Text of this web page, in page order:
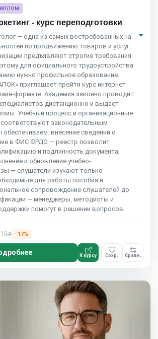
- курс переподготовки
— одна из самых востребованных на
по продвижению товаров и услуг.
предъявляют строгие требования
для официального трудоустройства
нужно профильное образование.
приглашает пройти курс интернет-
формате. Академия законно проводит
дистанционно и выдает
Учебный процесс и организационные
законодательным
внесение сведений о
в ФИС ФРДО — реестр позволит
и подлинность документа;
и обновление учебно-
— слушатели изучают только
для работы пособия и
сопровождение слушателей до
— менеджеры, методисты и
помогут в решении вопросов.
₽ −17%
К курсу Сохр. Сравн.